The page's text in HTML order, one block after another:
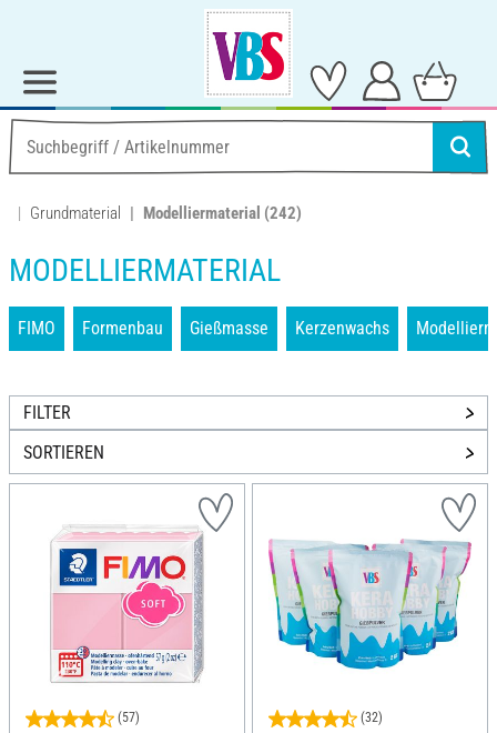
Grundmaterial Modelliermaterial (242)
MODELLIERMATERIAL
FIMO Formenbau Gießmasse Kerzenwachs
FILTER
SORTIEREN
(57) (32)